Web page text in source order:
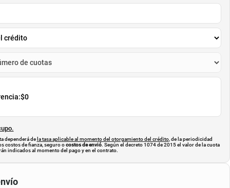
$0
dependerá de la tasa aplicable al momento del otorgamiento del crédito, de la periodicidad
costos de fianza, seguro ocostos de envió. Según el decreto 1074 de 2015 el valor de la cuota
indicados al momento del pago y en el contrato.